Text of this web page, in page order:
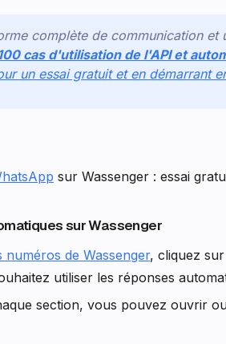
complète de communication et
cas d'utilisation de l'API et
un essai gratuit et en démarrant
sur Wassenger : essai
sur Wassenger
de Wassenger, cliquez
utiliser les réponses
section, vous pouvez ouvrir